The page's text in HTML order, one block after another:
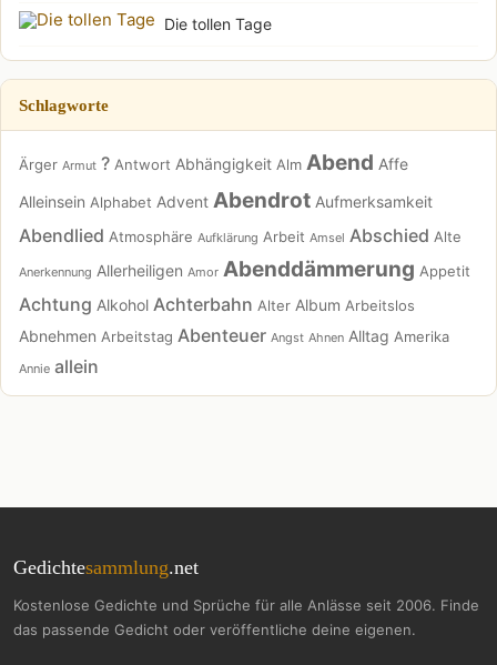
Die tollen Tage
Schlagworte
Ärger Armut ? Antwort Abhängigkeit Alm Abend Affe
Alleinsein Alphabet Advent Abendrot Aufmerksamkeit
Abendlied Atmosphäre Aufklärung Arbeit Amsel Abschied Alte
Anerkennung Allerheiligen Amor Abenddämmerung Appetit
Achtung Alkohol Achterbahn Alter Album Arbeitslos
Abnehmen Arbeitstag Abenteuer Angst Ahnen Alltag Amerika
Annie allein
Gedichtesammlung.net
Kostenlose Gedichte und Sprüche für alle Anlässe seit 2006. Finde
das passende Gedicht oder veröffentliche deine eigenen.